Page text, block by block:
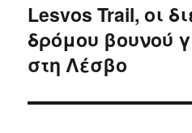
Επόμενο
άρθρο:
Lesvos Trail, oι
δρόμου βουνού
στη Λέσβο